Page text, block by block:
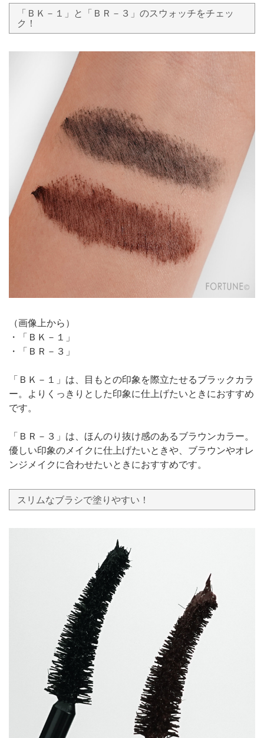
「ＢＫ－１」と「ＢＲ－３」のスウォッチをチェッ
ク！
（画像上から）
・「ＢＫ－１」
・「ＢＲ－３」
「ＢＫ－１」は、目もとの印象を際立たせるブラックカラ
ー。よりくっきりとした印象に仕上げたいときにおすすめ
です。
「ＢＲ－３」は、ほんのり抜け感のあるブラウンカラー。
優しい印象のメイクに仕上げたいときや、ブラウンやオレ
ンジメイクに合わせたいときにおすすめです。
スリムなブラシで塗りやすい！